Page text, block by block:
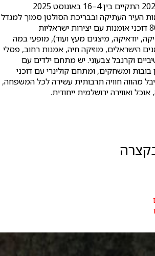
פסטיבל חוצות היוצר 2025 התקיים בין 4–16 באוגוסט 2025
העיר העתיקה ובבריכת הסולטן סמוך למגדל
דוד. הפסטיבל כולל כ‑80 דוכני אומנות עם יצירות ישראליות
יודאיקה, מיצגים מעץ ועוד), מופעי במה
הישראלים, מוזיקה חיה, אמנות רחוב, פסלי
וקרנבל צבעוני. יש מתחם ילדים עם
בובות ומשחקים, ומתחם קולינרי עם דוכני
מהווה חוויה תרבותית עשירה לכל המשפחה,
ואווירה ירושלמית ייחודית.